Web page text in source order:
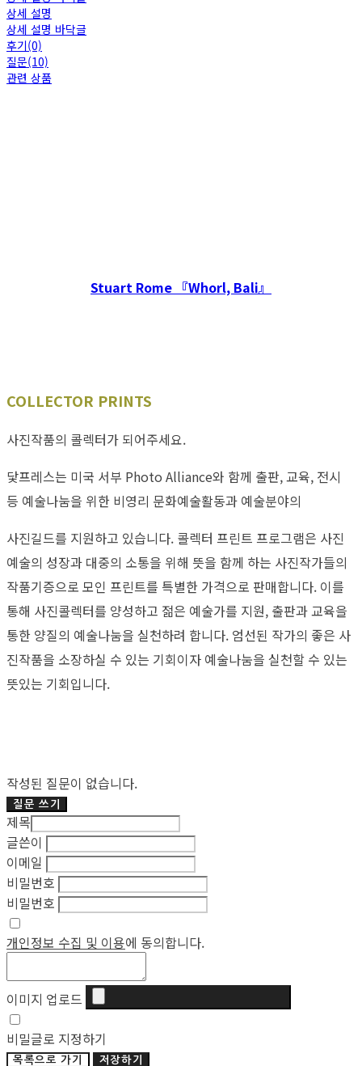
상세 설명
상세 설명 바닥글
후기(0)
질문(10)
관련 상품
Stuart Rome 『Whorl, Bali』
COLLECTOR PRINTS
사진작품의 콜렉터가 되어주세요.
닻프레스는 미국 서부 Photo Alliance와 함께 출판, 교육, 전시
등 예술나눔을 위한 비영리 문화예술활동과 예술분야의
사진길드를 지원하고 있습니다. 콜렉터 프린트 프로그램은 사진
예술의 성장과 대중의 소통을 위해 뜻을 함께 하는 사진작가들의
작품기증으로 모인 프린트를 특별한 가격으로 판매합니다. 이를
통해 사진콜렉터를 양성하고 젊은 예술가를 지원, 출판과 교육을
통한 양질의 예술나눔을 실천하려 합니다. 엄선된 작가의 좋은 사
진작품을 소장하실 수 있는 기회이자 예술나눔을 실천할 수 있는
뜻있는 기회입니다.
작성된 질문이 없습니다.
질문 쓰기
제목
글쓴이
이메일
비밀번호
비밀번호
개인정보 수집 및 이용에 동의합니다.
이미지 업로드
비밀글로 지정하기
목록으로 가기 저장하기